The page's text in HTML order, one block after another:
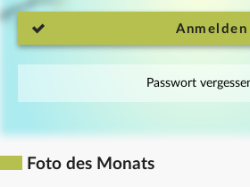
Anmelden
Passwort
Foto des Monats